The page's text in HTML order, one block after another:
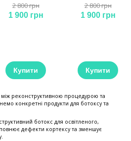
2 800 грн
1 900 грн
Купити
2 800 грн
1 900 грн
Купити
реконструктивною процедурою та
конкретні продукти для ботоксу та
ботокс для освітленого,
дефекти кортексу та зменшує